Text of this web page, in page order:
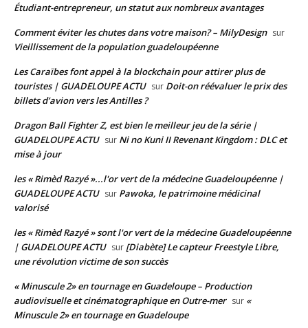
Étudiant-entrepreneur, un statut aux nombreux avantages
Comment éviter les chutes dans votre maison? – MilyDesign sur
Vieillissement de la population guadeloupéenne
Les Caraïbes font appel à la blockchain pour attirer plus de
touristes | GUADELOUPE ACTU sur Doit-on réévaluer le prix des
billets d’avion vers les Antilles ?
Dragon Ball Fighter Z, est bien le meilleur jeu de la série |
GUADELOUPE ACTU sur Ni no Kuni II Revenant Kingdom : DLC et
mise à jour
les « Rimèd Razyé »...l'or vert de la médecine Guadeloupéenne |
GUADELOUPE ACTU sur Pawoka, le patrimoine médicinal
valorisé
les « Rimèd Razyé » sont l'or vert de la médecine Guadeloupéenne
| GUADELOUPE ACTU sur [Diabète] Le capteur Freestyle Libre,
une révolution victime de son succès
« Minuscule 2» en tournage en Guadeloupe – Production
audiovisuelle et cinématographique en Outre-mer sur «
Minuscule 2» en tournage en Guadeloupe